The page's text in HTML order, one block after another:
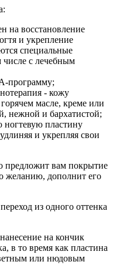
на восстановление
и укрепление
специальные
числе с лечебным
программу;
- кожу
масле, креме или
нежной и бархатистой;
ногтевую пластину
и укрепляя свои
предложит вам покрытие
желанию, дополнит его
из одного оттенка
на кончик
в то время как пластина
или нюдовым